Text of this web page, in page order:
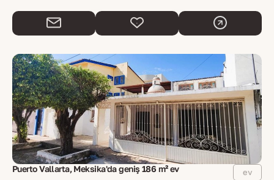
Puerto Vallarta, Meksika'da geniş 186 m² ev ev